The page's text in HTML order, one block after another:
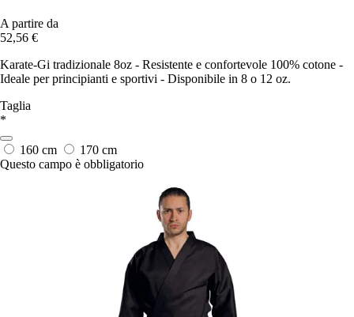
A partire da
52,56 €
Karate-Gi tradizionale 8oz - Resistente e confortevole 100% cotone -
Ideale per principianti e sportivi - Disponibile in 8 o 12 oz.
Taglia
*
160 cm
170 cm
Questo campo è obbligatorio